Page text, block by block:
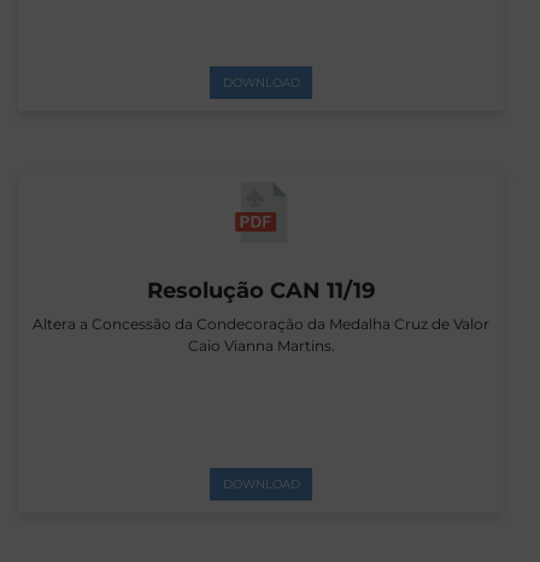
DOWNLOAD
Resolução CAN 11/19
Altera a Concessão da Condecoração da Medalha Cruz de Valor
Caio Vianna Martins.
DOWNLOAD